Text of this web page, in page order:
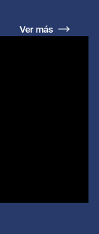
Ver más